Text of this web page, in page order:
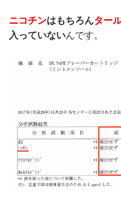
ニコチンはもちろんター
入っていないんです。